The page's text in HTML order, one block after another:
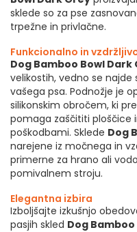
sklede so za pse
trpežne in privlačne.
Funkcionalno in
Dog Bamboo Bowl Dark
velikostih, vedno se najde
vašega psa. Podnožje je
silikonskim obročem, ki
pomaga zaščititi ploščice
poškodbami. Sklede Dog
narejene iz močnega in
primerne za hrano ali
pomivalnem stroju.
Elegantna izbira
Izboljšajte izkušnjo
pasjih skled Dog